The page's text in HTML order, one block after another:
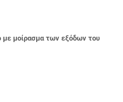
με μοίρασμα των εξόδων του